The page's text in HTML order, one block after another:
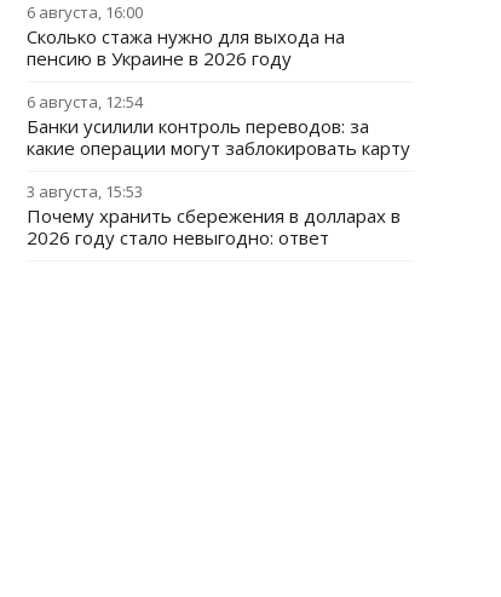
6 августа, 16:00
Сколько стажа нужно для выхода на
пенсию в Украине в 2026 году
6 августа, 12:54
Банки усилили контроль переводов: за
какие операции могут заблокировать карту
3 августа, 15:53
Почему хранить сбережения в долларах в
2026 году стало невыгодно: ответ